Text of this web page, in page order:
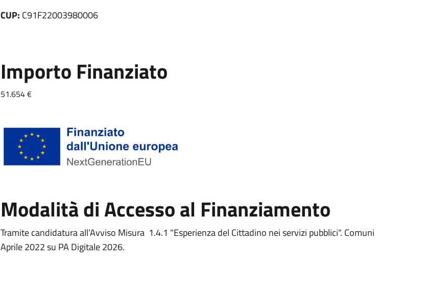
CUP: C91F22003980006
Importo Finanziato
51.654 €
Modalità di Accesso al Finanziamento
Tramite candidatura all’Avviso Misura 1.4.1 "Esperienza del Cittadino nei servizi pubblici". Comuni
Aprile 2022 su PA Digitale 2026.